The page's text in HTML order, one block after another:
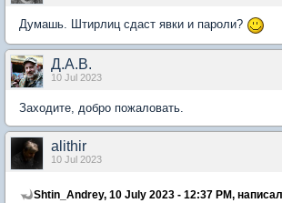
Думашь. Штирлиц сдаст явки и пароли?
Д.А.В.
10 Jul 2023
Заходите, добро пожаловать.
alithir
10 Jul 2023
Shtin_Andrey, 10 July 2023 - 12:37 PM,